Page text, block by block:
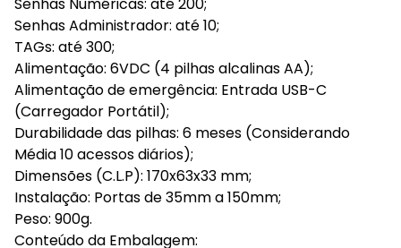
Senhas Administrador: até 10;
TAGs: até 300;
Alimentação: 6VDC (4 pilhas alcalinas AA);
Alimentação de emergência: Entrada USB-C
(Carregador Portátil);
Durabilidade das pilhas: 6 meses (Considerando
Média 10 acessos diários);
Dimensões (C.L.P): 170x63x33 mm;
Instalação: Portas de 35mm a 150mm;
Peso: 900g.
Conteúdo da Embalagem: